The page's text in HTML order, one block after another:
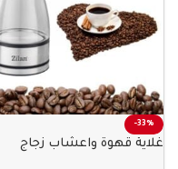
-33%
غلاية قهوة واعشاب زجاج